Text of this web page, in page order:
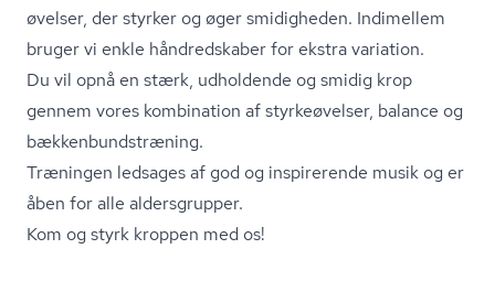
øvelser, der styrker og øger smidigheden. Indimellem
bruger vi enkle håndredskaber for ekstra variation.
Du vil opnå en stærk, udholdende og smidig krop
gennem vores kombination af styrkeøvelser, balance og
bæk­ken­bund­stræ­ning.
Træningen ledsages af god og inspirerende musik og er
åben for alle aldersgrupper.
Kom og styrk kroppen med os!